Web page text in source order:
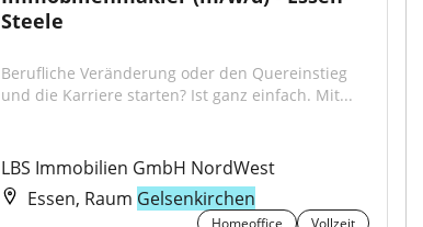
Steele
Berufliche Veränderung oder den Quereinstieg
und die Karriere starten? Ist ganz einfach. Mit...
LBS Immobilien GmbH NordWest
Essen, Raum Gelsenkirchen
Homeoffice Vollzeit